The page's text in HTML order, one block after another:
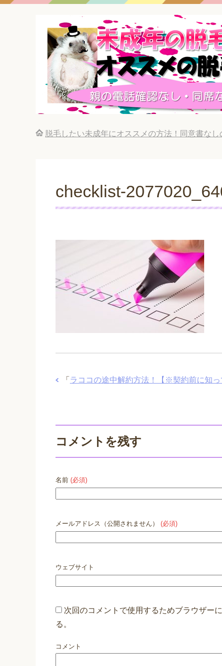
脱毛したい未成年にオススメの方法！同意書な
checklist-
「 ラココの途中解約方法！【※契約前に知
コメントを残す
名前 (必須)
メールアドレス（公開されません） (必須)
ウェブサイト
次回のコメントで使用するためブラウザー
る。
コメント